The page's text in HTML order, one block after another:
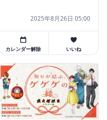
2025年8月26日 05:00
カレンダー解除 いいね